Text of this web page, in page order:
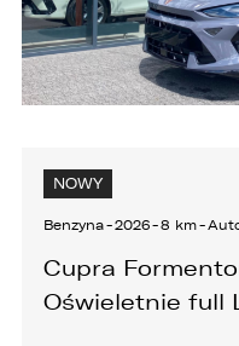
NOWY
Benzyna-2026-8 km-
Cupra
Oświeletnie full